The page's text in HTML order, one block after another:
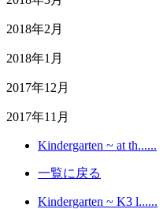
2018年2月
2018年1月
2017年12月
2017年11月
Kindergarten ~ at th......
一覧に戻る
Kindergarten ~ K3 l......